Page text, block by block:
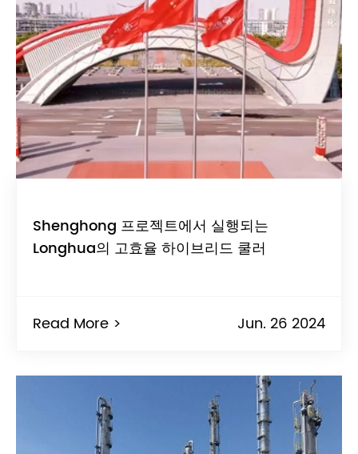
Shenghong 프로젝트에서 실행되는
Longhua의 고효율 하이브리드 쿨러
Read More > Jun. 26 2024